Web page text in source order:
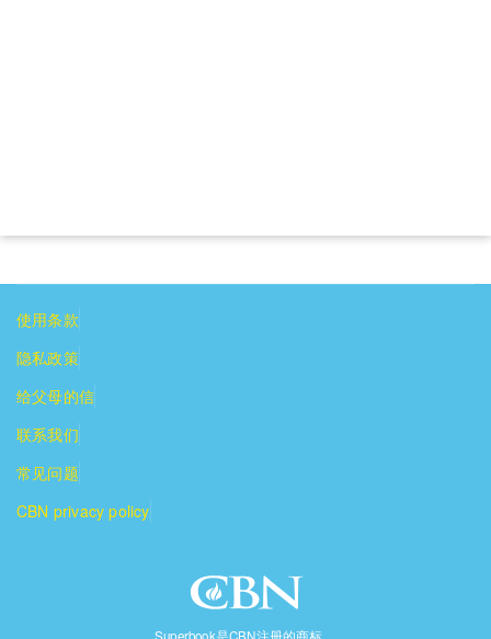
使用条款
隐私政策
给父母的信
联系我们
常见问题
CBN privacy policy
Superbook是CBN注册的商标。